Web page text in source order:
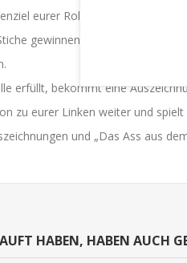
eurer Rolle zu erfüllen:
gewinnen wie Captain und
erfüllt, bekommt eine
zu eurer Linken weiter und spielt
und „Das Ass aus
HABEN, HABEN AUCH